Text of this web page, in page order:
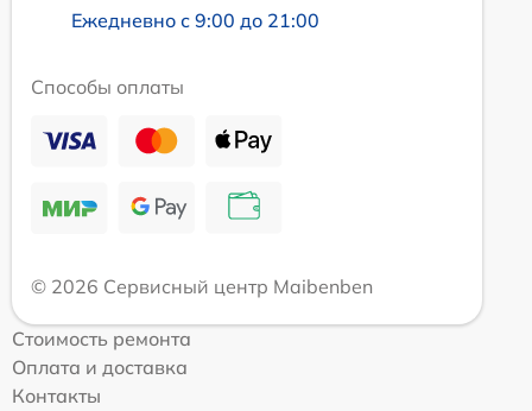
Ежедневно с 9:00 до 21:00
Способы оплаты
© 2026 Сервисный центр Maibenben
Стоимость ремонта
Оплата и доставка
Контакты